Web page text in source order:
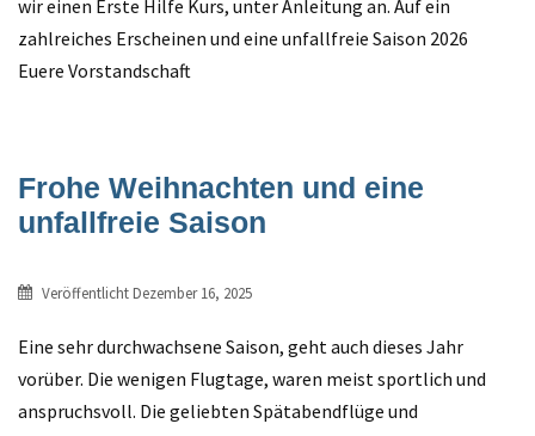
wir einen Erste Hilfe Kurs, unter Anleitung an. Auf ein
zahlreiches Erscheinen und eine unfallfreie Saison 2026
Euere Vorstandschaft
Frohe Weihnachten und eine
unfallfreie Saison
Veröffentlicht Dezember 16, 2025
Eine sehr durchwachsene Saison, geht auch dieses Jahr
vorüber. Die wenigen Flugtage, waren meist sportlich und
anspruchsvoll. Die geliebten Spätabendflüge und